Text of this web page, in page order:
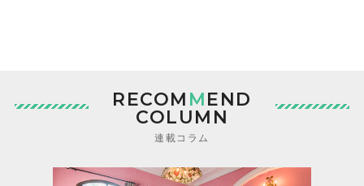
RECOM MEND
COLUMN
連載コラム